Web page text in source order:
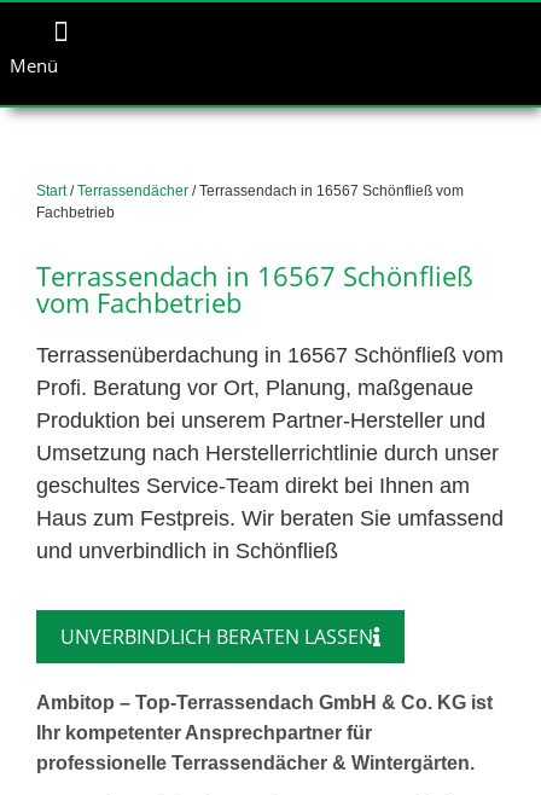
Menü
Start/Terrassendächer / Terrassendach in 16567 Schönfließ vom
Fachbetrieb
Terrassendach in 16567 Schönfließ
vom Fachbetrieb
Terrassenüberdachung in 16567 Schönfließ vom
Profi. Beratung vor Ort, Planung, maßgenaue
Produktion bei unserem Partner-Hersteller und
Umsetzung nach Herstellerrichtlinie durch unser
geschultes Service-Team direkt bei Ihnen am
Haus zum Festpreis. Wir beraten Sie umfassend
und unverbindlich in Schönfließ
UNVERBINDLICH BERATEN LASSEN
Ambitop – Top-Terrassendach GmbH & Co. KG ist
Ihr kompetenter Ansprechpartner für
professionelle Terrassendächer & Wintergärten.